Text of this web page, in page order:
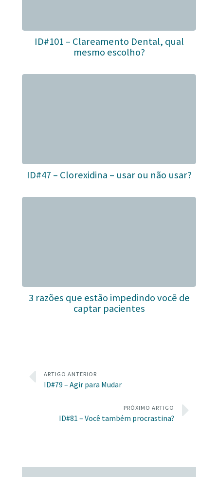
ID#101 – Clareamento Dental, qual
mesmo escolho?
ID#47 – Clorexidina – usar ou não usar?
3 razões que estão impedindo você de
captar pacientes
ARTIGO ANTERIOR
ID#79 – Agir para Mudar
PRÓXIMO ARTIGO
ID#81 – Você também procrastina?